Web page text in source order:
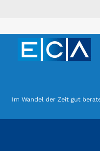
Im Wandel der Zeit gut